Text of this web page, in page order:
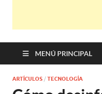
MENÚ PRINCIPAL
ARTÍCULOS / TECNOLOGÍA